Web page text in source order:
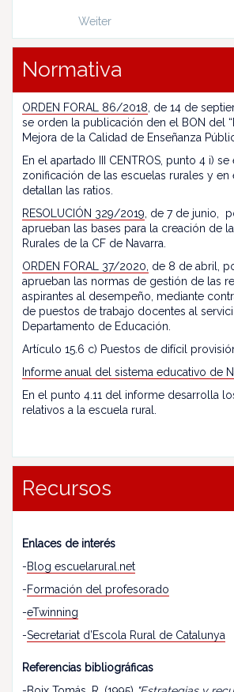
Weiter
Normativa
ORDEN FORAL 86/2018 , de 14 de
se orden la publicación den el BON del
Mejora de la Calidad de Enseñanza
En el apartado III CENTROS, punto 4 i)
zonificación de las escuelas rurales y en
detallan las ratios.
RESOLUCIÓN 329/2019 , de 7 de junio,
aprueban las bases para la creación de
Rurales de la CF de Navarra.
ORDEN FORAL 37/2020, de 8 de abril,
aprueban las normas de gestión de las
aspirantes al desempeño, mediante
de puestos de trabajo docentes al
Departamento de Educación.
Artículo 15.6 c) Puestos de difícil
Informe anual del sistema educativo de
En el punto 4.11 del informe desarrolla
relativos a la escuela rural.
Recursos
Enlaces de interés
-Blog escuelarural.net
-Formación del profesorado
-eTwinning
-Secretariat d’Escola Rural de Catalunya
Referencias bibliográficas